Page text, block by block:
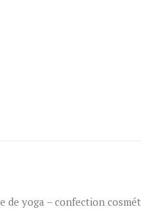
de yoga – confection